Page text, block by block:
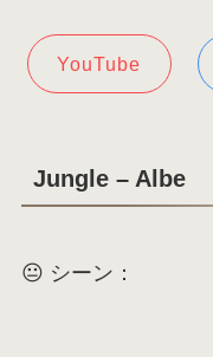
YouTube
Jungle – Albe
😐 シーン：